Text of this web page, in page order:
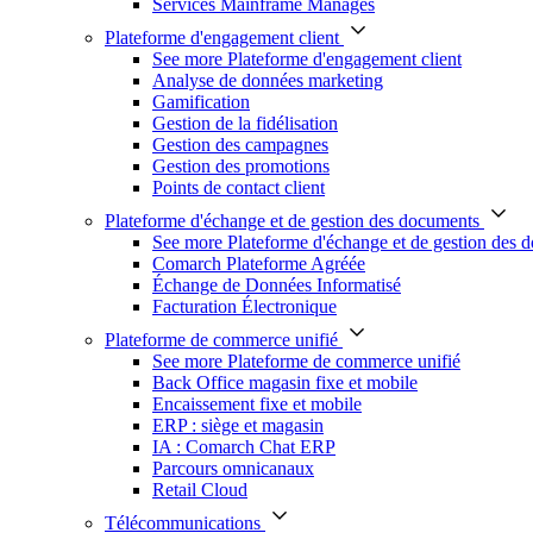
Services Mainframe Managés
Plateforme d'engagement client
See more Plateforme d'engagement client
Analyse de données marketing
Gamification
Gestion de la fidélisation
Gestion des campagnes
Gestion des promotions
Points de contact client
Plateforme d'échange et de gestion des documents
See more Plateforme d'échange et de gestion des
Comarch Plateforme Agréée
Échange de Données Informatisé
Facturation Électronique
Plateforme de commerce unifié
See more Plateforme de commerce unifié
Back Office magasin fixe et mobile
Encaissement fixe et mobile
ERP : siège et magasin
IA : Comarch Chat ERP
Parcours omnicanaux
Retail Cloud
Télécommunications